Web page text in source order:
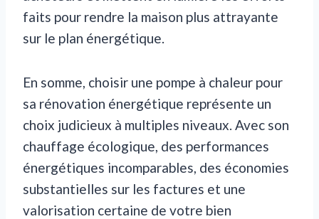
faits pour rendre la maison plus attrayante
sur le plan énergétique.
En somme, choisir une pompe à chaleur pour
sa rénovation énergétique représente un
choix judicieux à multiples niveaux. Avec son
chauffage écologique, des performances
énergétiques incomparables, des économies
substantielles sur les factures et une
valorisation certaine de votre bien